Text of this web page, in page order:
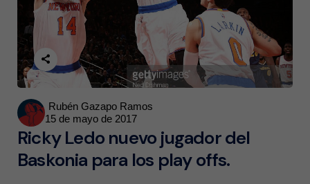
Posted
by
Rubén Gazapo Ramos
15 de mayo de 2017
Ricky Ledo nuevo jugador del
Baskonia para los play offs.